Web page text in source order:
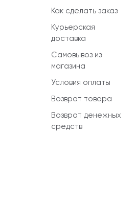
Как сделать заказ
Курьерская
доставка
Самовывоз из
магазина
Условия оплаты
Возврат товара
Возврат денежных
средств